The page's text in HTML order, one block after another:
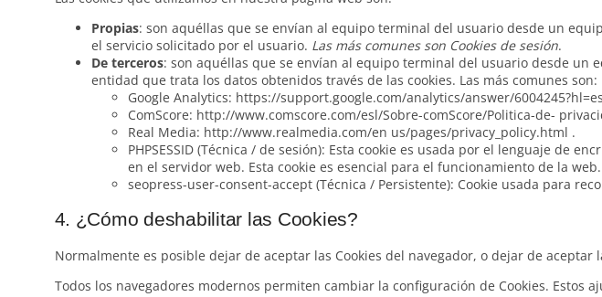
Propias: son aquéllas que se envían al equipo terminal del usuario desde un
el servicio solicitado por el usuario. Las más comunes son Cookies de sesión.
De terceros: son aquéllas que se envían al equipo terminal del usuario desde un
entidad que trata los datos obtenidos través de las cookies. Las más comunes son:
Google Analytics: https://support.google.com/analytics/answer/6004245?hl=es
ComScore: http://www.comscore.com/esl/Sobre-comScore/Politica-de-
Real Media: http://www.realmedia.com/en us/pages/privacy_policy.html .
PHPSESSID (Técnica / de sesión): Esta cookie es usada por el lenguaje de
en el servidor web. Esta cookie es esencial para el funcionamiento de la web.
seopress-user-consent-accept (Técnica / Persistente): Cookie usada para
4. ¿Cómo deshabilitar las Cookies?
Normalmente es posible dejar de aceptar las Cookies del navegador, o dejar de aceptar
Todos los navegadores modernos permiten cambiar la configuración de Cookies. Estos